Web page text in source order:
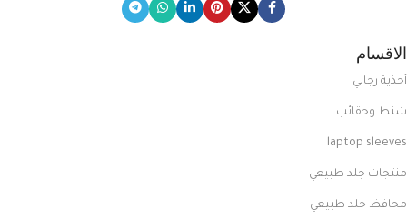
الاقسام
أحذية رجالي
شنط وحقائب
laptop sleeves
منتجات جلد طبيعي
محافظ جلد طبيعي